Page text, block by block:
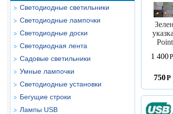
Светодиодные светильники
Светодиодные лампочки
Светодиодные доски
Светодиодная лента
Садовые светильники
Умные лампочки
Светодиодные установки
Бегущие строки
Лампы USB
1 400Р
750Р